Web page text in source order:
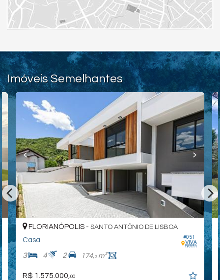
Imóveis Semelhantes
#051
FLORIANÓPOLIS - SANTO ANTÔNIO DE LISBOA
Casa
3 4 2 174,0m²
R$ 1.575.000, 00